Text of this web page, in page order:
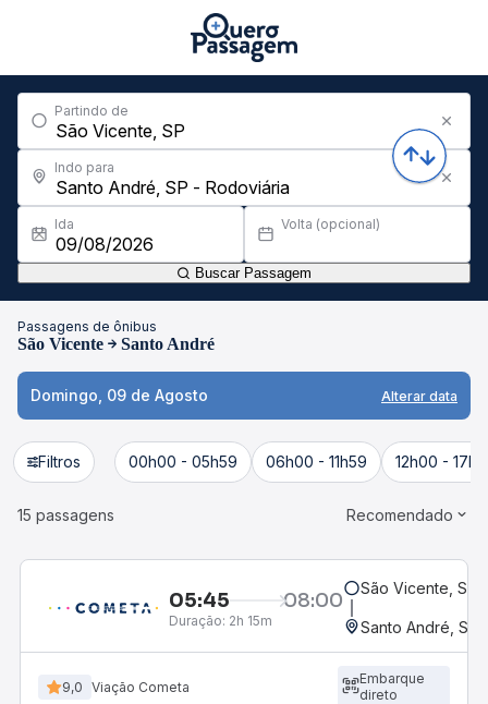
Partindo de
Indo para
Ida Volta (opcional)
Buscar Passagem
Passagens de ônibus
São Vicente Santo André
Domingo, 09 de Agosto Alterar data
Filtros 00h00 - 05h59 06h00 - 11h59 12h00 -
15 passagens Recomendado
05:45 08:00
Duração: 2h 15m
São Vicente, SP
Santo André, SP
9,0 Viação Cometa
Embarque
direto